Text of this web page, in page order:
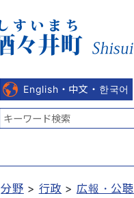
English・中文・한국어
分野 行政
広報・公聴